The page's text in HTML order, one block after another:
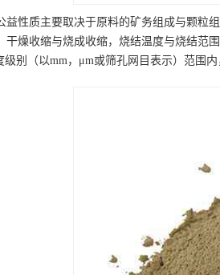
益性质主要取决于原料的矿务组成与颗粒
干燥收缩与烧成收缩，烧结温度与烧结范
级别（以mm，μm或筛孔网目表示）范围